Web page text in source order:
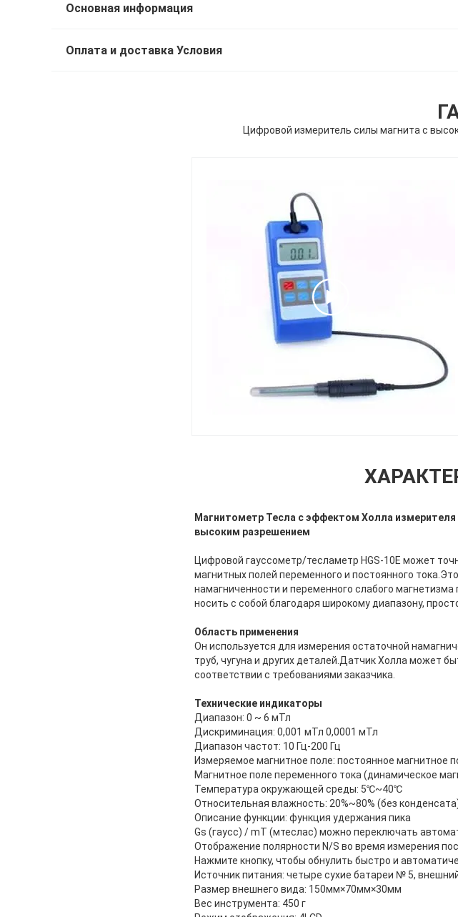
Основная информация
Оплата и доставка Условия
Цифровой измеритель силы магнита с
Магнитометр Тесла с эффектом Холла
высоким разрешением
Цифровой гауссометр/тесламетр HGS-10E может
магнитных полей переменного и постоянного
намагниченности и переменного слабого
носить с собой благодаря широкому диапазону,
Область применения
Он используется для измерения остаточной
труб, чугуна и других деталей.Датчик Холла может
соответствии с требованиями заказчика.
Технические индикаторы
Диапазон: 0 ~ 6 мТл
Дискриминация: 0,001 мТл 0,0001 мТл
Диапазон частот: 10 Гц-200 Гц
Измеряемое магнитное поле: постоянное магнитное
Магнитное поле переменного тока (динамическое
Температура окружающей среды: 5℃~40℃
Относительная влажность: 20%~80% (без
Описание функции: функция удержания пика
Gs (гаусс) / mT (мтеслас) можно переключать
Отображение полярности N/S во время измерения
Нажмите кнопку, чтобы обнулить быстро и
Источник питания: четыре сухие батареи № 5,
Размер внешнего вида: 150мм×70мм×30мм
Вес инструмента: 450 г